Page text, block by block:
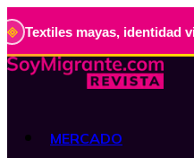
identidad viva. •
MERCADO